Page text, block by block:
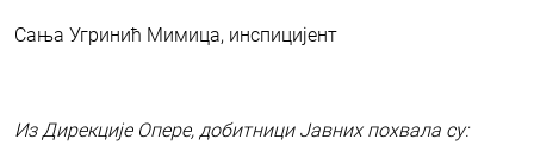
Сања Угринић Мимица, инспицијент
Из Дирекције Опере, добитници Јавних похвала су: